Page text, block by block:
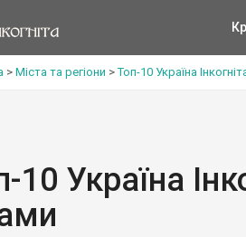
> Міста та регіони >Топ-10 Україна
10 Україна